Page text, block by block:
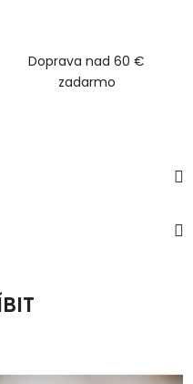
Doprava nad 60 €
zadarmo